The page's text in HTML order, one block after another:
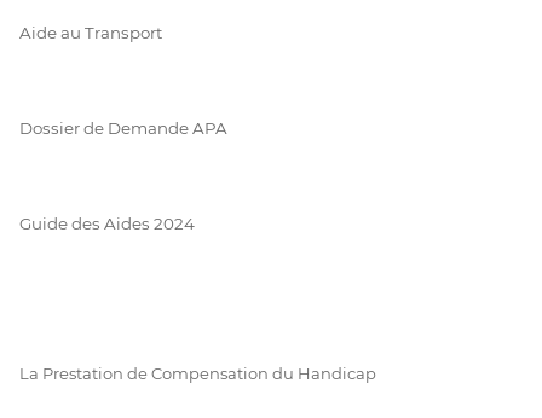
Aide au Transport
Dossier de Demande APA
Guide des Aides 2024
La Prestation de Compensation du Handicap